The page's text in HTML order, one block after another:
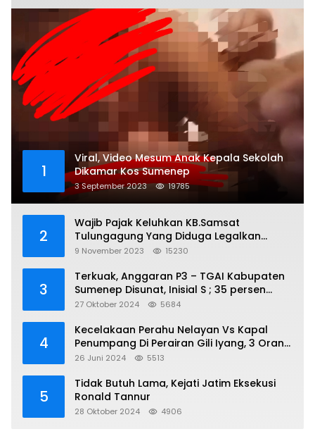
1
Viral, Video Mesum Anak Kepala Sekolah
Dikamar Kos Sumenep
3 September 2023 19785
2
Wajib Pajak Keluhkan KB.Samsat
Tulungagung Yang Diduga Legalkan
Pungli
9 November 2023 15230
3
Terkuak, Anggaran P3 – TGAI Kabupaten
Sumenep Disunat, Inisial S ; 35 persen
Bagian Oknum DPR- RI
27 Oktober 2024 5684
4
Kecelakaan Perahu Nelayan Vs Kapal
Penumpang Di Perairan Gili Iyang, 3 Orang
Hilang
26 Juni 2024 5513
5
Tidak Butuh Lama, Kejati Jatim Eksekusi
Ronald Tannur
28 Oktober 2024 4906